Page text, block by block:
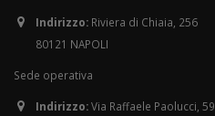
Indirizzo: Riviera di Chiaia, 256
80121 NAPOLI
Sede operativa
Indirizzo:Via Raffaele Paolucci, 59